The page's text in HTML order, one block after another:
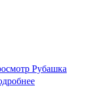
Рубашка